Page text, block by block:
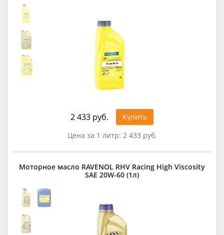
2 433 руб.
Купить
Цена за 1 литр: 2 433 руб.
Моторное масло RAVENOL RHV Racing High Viscosity
SAE 20W-60 (1л)